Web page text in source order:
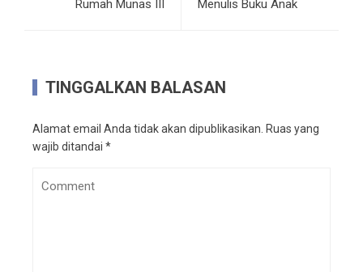
Rumah Munas III
Menulis Buku Anak
TINGGALKAN BALASAN
Alamat email Anda tidak akan dipublikasikan. Ruas yang
wajib ditandai *